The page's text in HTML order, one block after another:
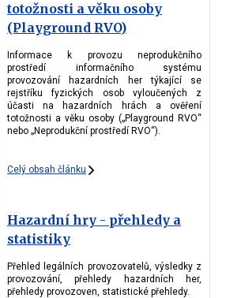
totožnosti a věku osoby
(Playground RVO)
Informace k provozu neprodukčního
prostředí informačního systému
provozování hazardních her týkající se
rejstříku fyzických osob vyloučených z
účasti na hazardních hrách a ověření
totožnosti a věku osoby („Playground RVO“
nebo „Neprodukční prostředí RVO“).
Celý obsah článku
Hazardní hry - přehledy a
statistiky
Přehled legálních provozovatelů, výsledky z
provozování, přehledy hazardních her,
přehledy provozoven, statistické přehledy.